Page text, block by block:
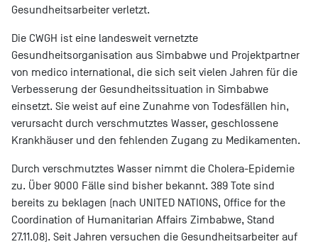
Gesundheitsarbeiter verletzt.
Die CWGH ist eine landesweit vernetzte
Gesundheitsorganisation aus Simbabwe und Projektpartner
von medico international, die sich seit vielen Jahren für die
Verbesserung der Gesundheitssituation in Simbabwe
einsetzt. Sie weist auf eine Zunahme von Todesfällen hin,
verursacht durch verschmutztes Wasser, geschlossene
Krankhäuser und den fehlenden Zugang zu Medikamenten.
Durch verschmutztes Wasser nimmt die Cholera-Epidemie
zu. Über 9000 Fälle sind bisher bekannt. 389 Tote sind
bereits zu beklagen (nach UNITED NATIONS, Office for the
Coordination of Humanitarian Affairs Zimbabwe, Stand
27.11.08). Seit Jahren versuchen die Gesundheitsarbeiter auf